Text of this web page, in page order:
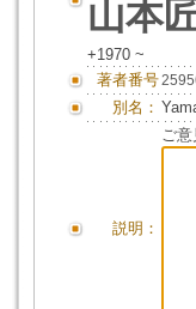
山本
+1970 ~
著者番号
別名：
説明：
ご